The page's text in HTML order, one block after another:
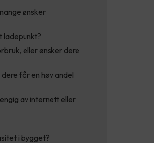
ønsker
ladepunkt?
eller ønsker dere
får en høy andel
av internett eller
i bygget?